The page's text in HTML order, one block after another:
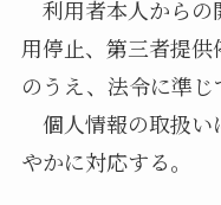
利用者本人からの
用停止、第三者提
のうえ、法令に準じ
個人情報の取扱い
やかに対応する。